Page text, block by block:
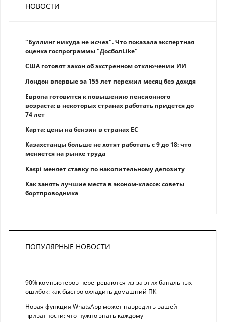
НОВОСТИ
"Буллинг никуда не исчез". Что показала экспертная
оценка госпрограммы "ДосболLike"
США готовят закон об экстренном отключении ИИ
Лондон впервые за 155 лет пережил месяц без дождя
Европа готовится к повышению пенсионного
возраста: в некоторых странах работать придется до
74 лет
Карта: цены на бензин в странах ЕС
Казахстанцы больше не хотят работать с 9 до 18: что
меняется на рынке труда
Kaspi меняет ставку по накопительному депозиту
Как занять лучшие места в эконом-классе: советы
бортпроводника
ПОПУЛЯРНЫЕ НОВОСТИ
90% компьютеров перегреваются из-за этих банальных
ошибок: как быстро охладить домашний ПК
Новая функция WhatsApp может навредить вашей
приватности: что нужно знать каждому